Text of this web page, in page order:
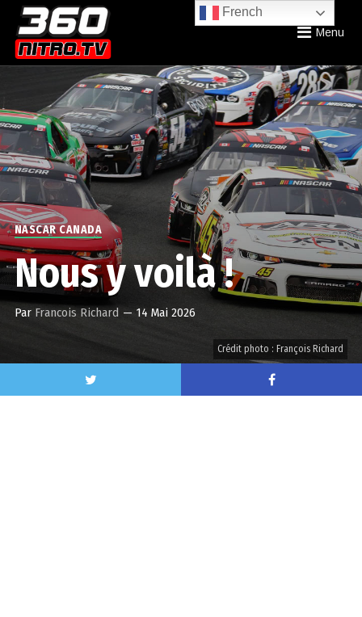
Menu
NASCAR CANADA
Nous y voilà !
Par Francois Richard — 14 Mai 2026
Crédit photo : François Richard
French